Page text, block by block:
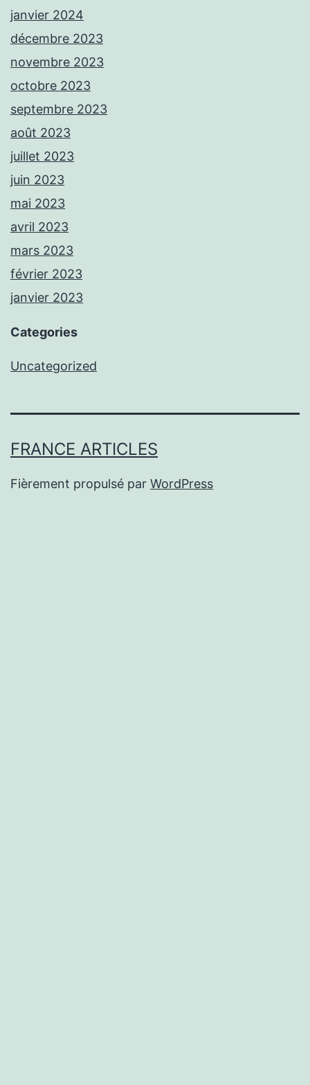
janvier 2024
décembre 2023
novembre 2023
octobre 2023
septembre 2023
août 2023
juillet 2023
juin 2023
mai 2023
avril 2023
mars 2023
février 2023
janvier 2023
Categories
Uncategorized
FRANCE ARTICLES
Fièrement propulsé par WordPress